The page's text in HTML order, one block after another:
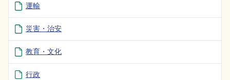
運輸
災害・治安
教育・文化
行政